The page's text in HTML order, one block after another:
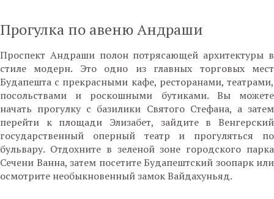
Прогулка по авеню Андраши
Проспект Андраши полон потрясающей архитектуры в
стиле модерн. Это одно из главных торговых мест
Будапешта с прекрасными кафе, ресторанами, театрами,
посольствами и роскошными бутиками. Вы можете
начать прогулку с базилики Святого Стефана, а затем
перейти к площади Элизабет, зайдите в Венгерский
государственный оперный театр и прогуляться по
бульвару. Отдохните в зеленой зоне городского парка
Сечени Ванна, затем посетите Будапештский зоопарк или
осмотрите необыкновенный замок Вайдахуньяд.